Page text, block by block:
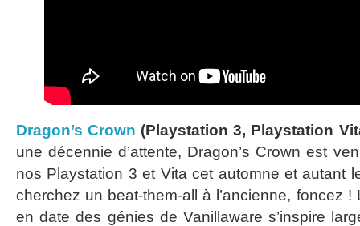
Dragon’s Crown (Playstation 3, Playstation
une décennie d’attente, Dragon’s Crown est
nos Playstation 3 et Vita cet automne et autant
cherchez un beat-them-all à l’ancienne, foncez
en date des génies de Vanillaware s’inspire